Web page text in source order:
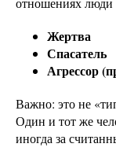
Жертва
Спасатель
Агрессор
Важно: это не
Один и тот же
иногда за